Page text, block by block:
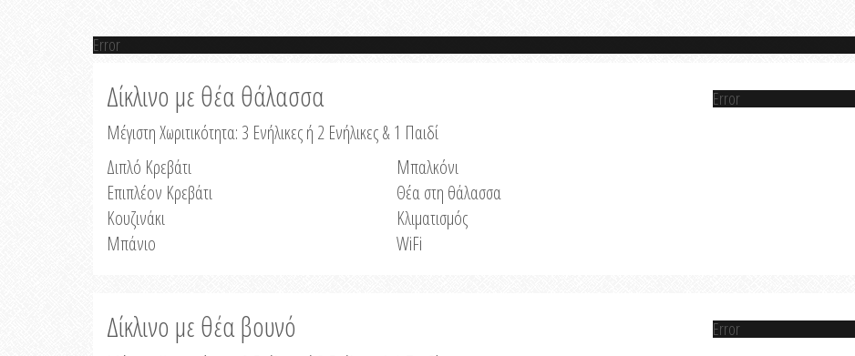
Error
Δίκλινο με θέα θάλασσα
Μέγιστη Χωριτικότητα: 3 Ενήλικες ή 2 Ενήλικες & 1 Παιδί
Διπλό Κρεβάτι
Επιπλέον Κρεβάτι
Κουζινάκι
Μπάνιο
Μπαλκόνι
Θέα στη θάλασσα
Κλιματισμός
WiFi
Error
Δίκλινο με θέα βουνό Error